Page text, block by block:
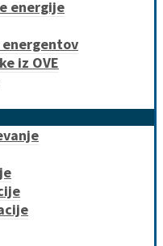
energije
iz OVE